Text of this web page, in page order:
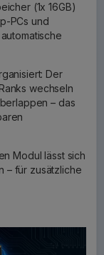
(1x 16GB)
PCs und
Der
wechseln
– das
Modul lässt sich
– für zusätzliche